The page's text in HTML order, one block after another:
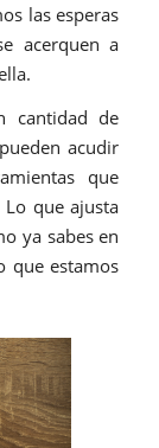
las esperas
acerquen a
cantidad de
acudir
que
que ajusta
ya sabes en
que estamos